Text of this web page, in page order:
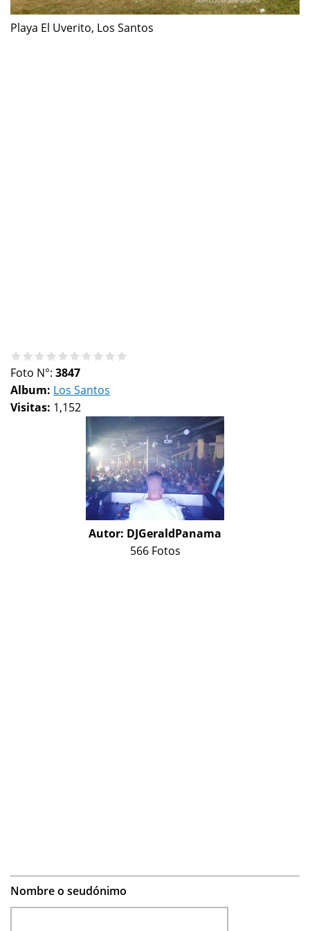
Playa El Uverito, Los Santos
Foto N°: 3847
Album: Los Santos
Visitas: 1,152
Autor: DJGeraldPanama
566 Fotos
Nombre o seudónimo